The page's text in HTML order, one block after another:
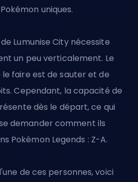
uniques.
Lumunise City nécessite
un peu verticalement. Le
faire est de sauter et de
Cependant, la capacité de
dès le départ, ce qui
demander comment ils
Pokémon Legends : Z-A.
de ces personnes, voici